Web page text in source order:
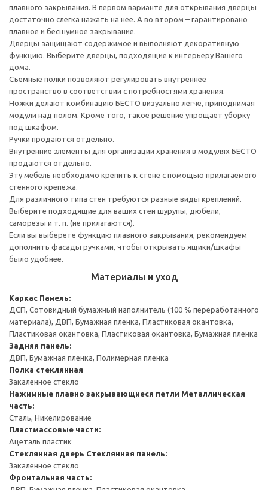
плавного закрывания. В первом варианте для открывания дверцы
достаточно слегка нажать на нее. А во втором – гарантировано
плавное и бесшумное закрывание.
Дверцы защищают содержимое и выполняют декоративную
функцию. Выберите дверцы, подходящие к интерьеру Вашего
дома.
Съемные полки позволяют регулировать внутреннее
пространство в соответствии с потребностями хранения.
Ножки делают комбинацию БЕСТО визуально легче, приподнимая
модули над полом. Кроме того, такое решение упрощает уборку
под шкафом.
Ручки продаются отдельно.
Внутренние элементы для организации хранения в модулях БЕСТО
продаются отдельно.
Эту мебель необходимо крепить к стене с помощью прилагаемого
стенного крепежа.
Для различного типа стен требуются разные виды креплений.
Выберите подходящие для ваших стен шурупы, дюбели,
саморезы и т. п. (не прилагаются).
Если вы выберете функцию плавного закрывания, рекомендуем
дополнить фасады ручками, чтобы открывать ящики/шкафы
было удобнее.
Материалы и уход
Каркас Панель:
ДСП, Сотовидный бумажный наполнитель (100 % переработанного
материала), ДВП, Бумажная пленка, Пластиковая окантовка,
Пластиковая окантовка, Пластиковая окантовка, Бумажная пленка
Задняя панель:
ДВП, Бумажная пленка, Полимерная пленка
Полка стеклянная
Закаленное стекло
Нажимные плавно закрывающиеся петли Металлическая
часть:
Сталь, Никелирование
Пластмассовые части:
Ацеталь пластик
Стеклянная дверь Стеклянная панель:
Закаленное стекло
Фронтальная часть: